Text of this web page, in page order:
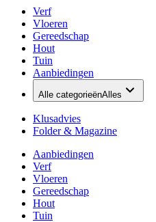
Verf
Vloeren
Gereedschap
Hout
Tuin
Aanbiedingen
Alle categorieënAlles
Klusadvies
Folder & Magazine
Aanbiedingen
Verf
Vloeren
Gereedschap
Hout
Tuin